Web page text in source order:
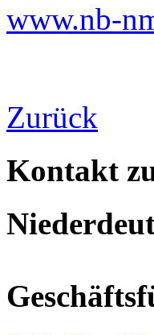
www.nb-
Zurück
Kontakt